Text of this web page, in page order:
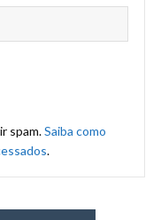
spam.Saiba como
.